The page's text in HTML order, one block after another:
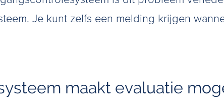
Je kunt zelfs een melding krijgen
maakt evaluatie